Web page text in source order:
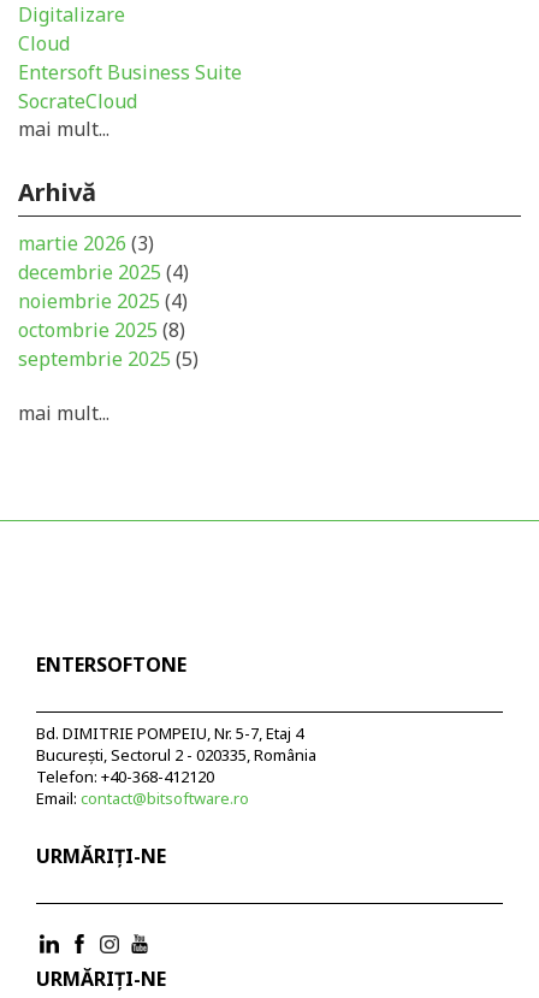
Digitalizare
Cloud
Entersoft Business Suite
SocrateCloud
mai mult...
Arhivă
martie 2026 (3)
decembrie 2025 (4)
noiembrie 2025 (4)
octombrie 2025 (8)
septembrie 2025 (5)
mai mult...
ENTERSOFTONE
Bd. DIMITRIE POMPEIU, Nr. 5-7, Etaj 4
București, Sectorul 2 - 020335, România
Telefon: +40-368-412120
Email: contact@bitsoftware.ro
URMĂRIȚI-NE
URMĂRIȚI-NE